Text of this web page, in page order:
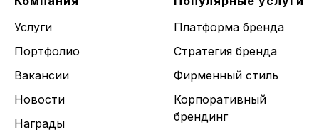
Услуги
Портфолио
Вакансии
Новости
Награды
Платформа бренда
Стратегия бренда
Фирменный стиль
Корпоративный
брендинг